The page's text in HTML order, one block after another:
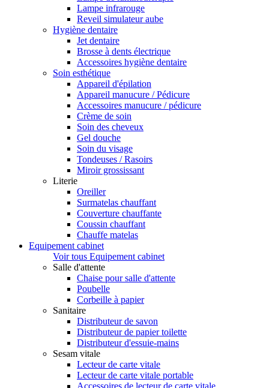
Lampe infrarouge
Reveil simulateur aube
Hygiène dentaire
Jet dentaire
Brosse à dents électrique
Accessoires hygiène dentaire
Soin esthétique
Appareil d'épilation
Appareil manucure / Pédicure
Accessoires manucure / pédicure
Crème de soin
Soin des cheveux
Gel douche
Soin du visage
Tondeuses / Rasoirs
Miroir grossissant
Literie
Oreiller
Surmatelas chauffant
Couverture chauffante
Coussin chauffant
Chauffe matelas
Equipement cabinet
Voir tous Equipement cabinet
Salle d'attente
Chaise pour salle d'attente
Poubelle
Corbeille à papier
Sanitaire
Distributeur de savon
Distributeur de papier toilette
Distributeur d'essuie-mains
Sesam vitale
Lecteur de carte vitale
Lecteur de carte vitale portable
Accessoires de lecteur de carte vitale